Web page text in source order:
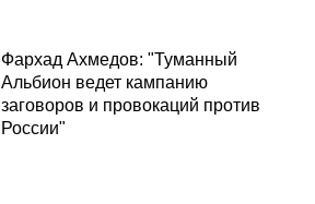
Фархад Ахмедов: "Туманный
Альбион ведет кампанию
заговоров и провокаций против
России"